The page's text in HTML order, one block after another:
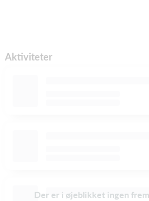
Aktiviteter
Der er i øjeblikket ingen